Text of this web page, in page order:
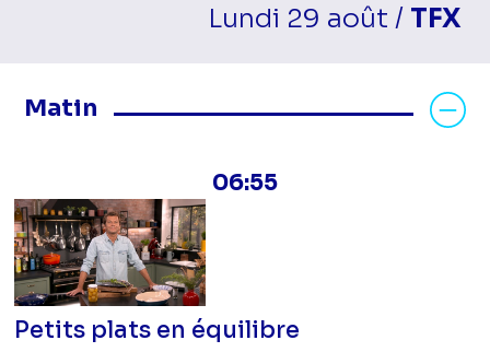
Lundi 29 août / TFX
Matin
Masquer les programmes Matin
06:55
Petits plats en équilibre